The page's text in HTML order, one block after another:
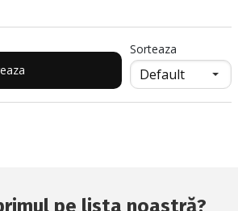
Sorteaza
pe lista noastră?